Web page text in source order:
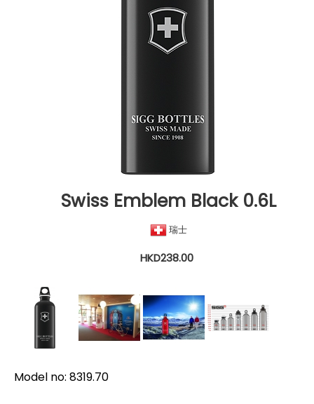
Swiss Emblem Black 0.6L
瑞士
HKD238.00
Model no: 8319.70